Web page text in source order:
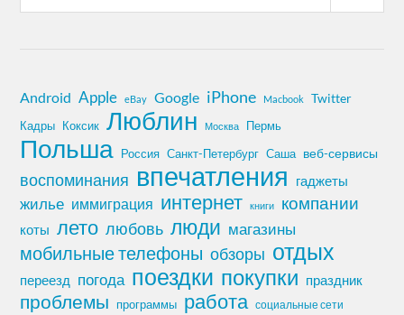
Android Apple eBay Google iPhone Macbook Twitter
Кадры Коксик Люблин Москва Пермь
Польша Россия Санкт-Петербург Саша веб-сервисы
воспоминания впечатления гаджеты
жилье иммиграция интернет книги компании
коты лето любовь люди магазины
мобильные телефоны обзоры отдых
переезд погода поездки покупки праздник
проблемы программы работа социальные сети